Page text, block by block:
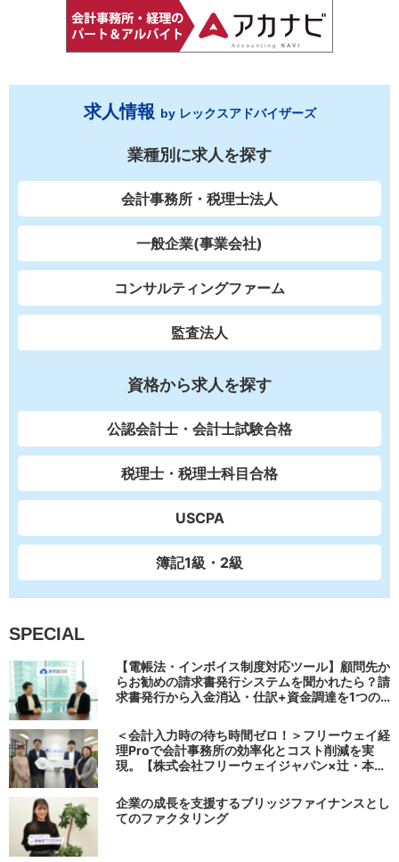
求人情報 by レックスアドバイザーズ
業種別に求人を探す
会計事務所・税理士法人
一般企業(事業会社)
コンサルティングファーム
監査法人
資格から求人を探す
公認会計士・会計士試験合格
税理士・税理士科目合格
USCPA
簿記1級・2級
SPECIAL
【電帳法・インボイス制度対応ツール】顧問先か
らお勧めの請求書発行システムを聞かれたら？請
求書発行から入金消込・仕訳+資金調達を1つの
＜会計入力時の待ち時間ゼロ！＞フリーウェイ経
理Proで会計事務所の効率化とコスト削減を実
現。【株式会社フリーウェイジャパン×辻・本郷
企業の成長を支援するブリッジファイナンスとし
てのファクタリング